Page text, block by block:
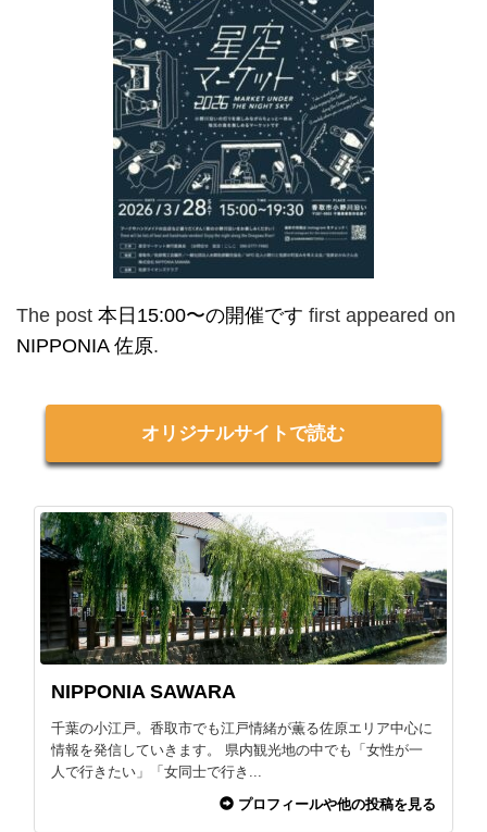
The post 本日15:00〜の開催です first appeared on
NIPPONIA 佐原.
オリジナルサイトで読む
NIPPONIA SAWARA
千葉の小江戸。香取市でも江戸情緒が薫る佐原エリア中心に
情報を発信していきます。 県内観光地の中でも「女性が一
人で行きたい」「女同士で行き...
プロフィールや他の投稿を見る